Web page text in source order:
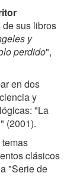
de sus libros
y
perdido",
en dos
y
"La
(2001).
clásicos
"Serie de